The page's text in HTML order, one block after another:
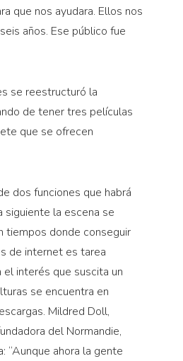
que nos ayudara. Ellos nos
años. Ese público fue
se reestructuró la
de tener tres películas
que se ofrecen
dos funciones que habrá
siguiente la escena se
tiempos donde conseguir
de internet es tarea
el interés que suscita un
se encuentra en
Mildred Doll,
del Normandie,
“Aunque ahora la gente